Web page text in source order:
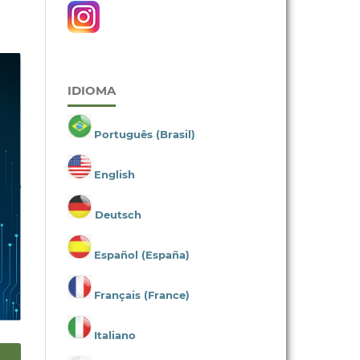
IDIOMA
Português (Brasil)
English
Deutsch
Español (España)
Français (France)
Italiano